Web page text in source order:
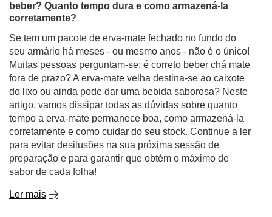
beber? Quanto tempo dura e como armazená-la
corretamente?
Se tem um pacote de erva-mate fechado no fundo do
seu armário há meses - ou mesmo anos - não é o único!
Muitas pessoas perguntam-se: é correto beber chá mate
fora de prazo? A erva-mate velha destina-se ao caixote
do lixo ou ainda pode dar uma bebida saborosa? Neste
artigo, vamos dissipar todas as dúvidas sobre quanto
tempo a erva-mate permanece boa, como armazená-la
corretamente e como cuidar do seu stock. Continue a ler
para evitar desilusões na sua próxima sessão de
preparação e para garantir que obtém o máximo de
sabor de cada folha!
Ler mais